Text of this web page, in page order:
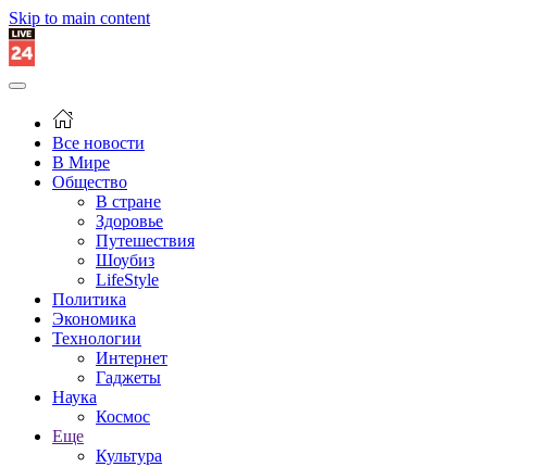
Skip to main content
Все новости
В Мире
Общество
В стране
Здоровье
Путешествия
Шоубиз
LifeStyle
Политика
Экономика
Технологии
Интернет
Гаджеты
Наука
Космос
Еще
Культура